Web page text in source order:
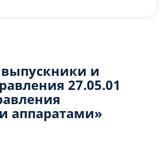
и
27.05.01
аппаратами»